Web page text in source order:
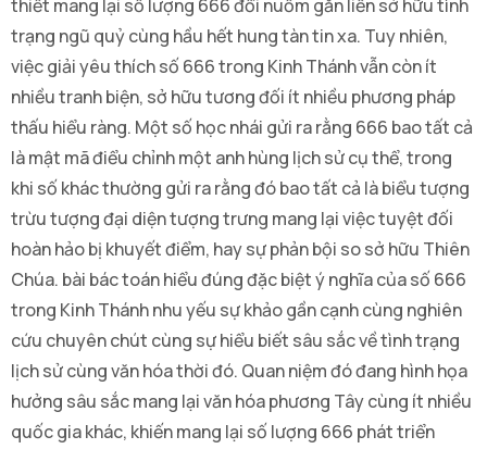
thiết mang lại số lượng 666 đổi nuốm gắn liền sở hữu tình
trạng ngũ quỷ cùng hầu hết hung tàn tin xa. Tuy nhiên,
việc giải yêu thích số 666 trong Kinh Thánh vẫn còn ít
nhiều tranh biện, sở hữu tương đối ít nhiều phương pháp
thấu hiểu ràng. Một số học nhái gửi ra rằng 666 bao tất cả
là mật mã điểu chỉnh một anh hùng lịch sử cụ thể, trong
khi số khác thường gửi ra rằng đó bao tất cả là biểu tượng
trừu tượng đại diện tượng trưng mang lại việc tuyệt đối
hoàn hảo bị khuyết điểm, hay sự phản bội so sở hữu Thiên
Chúa. bài bác toán hiểu đúng đặc biệt ý nghĩa của số 666
trong Kinh Thánh nhu yếu sự khảo gần cạnh cùng nghiên
cứu chuyên chút cùng sự hiểu biết sâu sắc về tình trạng
lịch sử cùng văn hóa thời đó. Quan niệm đó đang hình họa
hưởng sâu sắc mang lại văn hóa phương Tây cùng ít nhiều
quốc gia khác, khiến mang lại số lượng 666 phát triển